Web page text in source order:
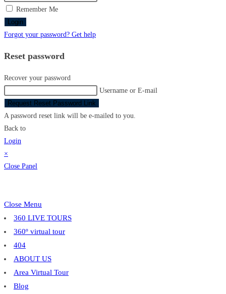
Remember Me
Login
Forgot your password? Get help
Reset password
Recover your password
Username or E-mail
Request Reset Password Link
A password reset link will be e-mailed to you.
Back to
Login
×
Close Panel
Close Menu
360 LIVE TOURS
360º virtual tour
404
ABOUT US
Area Virtual Tour
Blog